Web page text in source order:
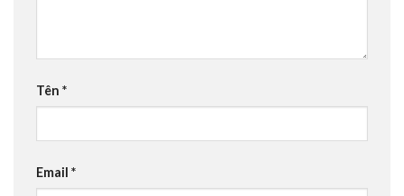
Tên *
Email *